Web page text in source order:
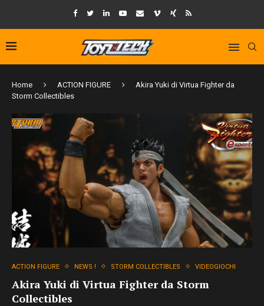
Home ACTION FIGURE
Akira Yuki di Virtua Fighter da
Storm Collectibles
ACTION FIGURE NEWS ! STORM COLLECTIBLES VIDEOGIOCHI
Akira Yuki di Virtua Fighter da Storm
Collectibles